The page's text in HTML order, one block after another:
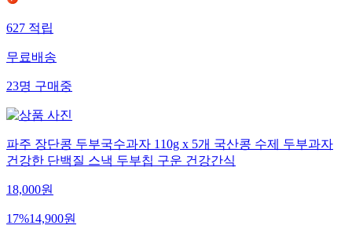
627적립
무료배송
23명구매중
파주 장단콩 두부국수과자 110g x 5개 국산콩 수제 두부과자
건강한 단백질 스낵 두부칩 구운 건강간식
18,000원
17%14,900원